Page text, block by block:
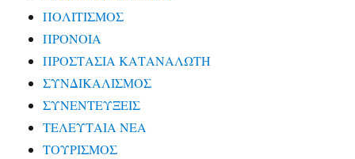
ΠΟΛΙΤΙΣΜΟΣ
ΠΡΟΝΟΙΑ
ΠΡΟΣΤΑΣΙΑ ΚΑΤΑΝΑΛΩΤΗ
ΣΥΝΔΙΚΑΛΙΣΜΟΣ
ΣΥΝΕΝΤΕΥΞΕΙΣ
ΤΕΛΕΥΤΑΙΑ ΝΕΑ
ΤΟΥΡΙΣΜΟΣ